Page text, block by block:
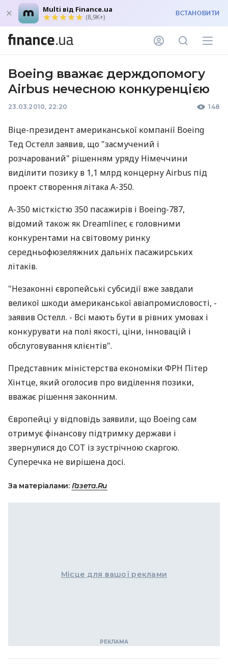
Multi від Finance.ua
(8,9K+) ВСТАНОВИТИ
Boeing вважає держдопомогу
Airbus нечесною конкуренцією
23.03.2010, 22:20 148
Віце-президент американської компанії Boeing
Тед Остелл заявив, що "засмучений і
розчарований" рішенням уряду Німеччини
виділити позику в 1,1 млрд концерну Airbus під
проект створення літака А-350.
А-350 місткістю 350 пасажирів і Boeing-787,
відомий також як Dreamliner, є головними
конкурентами на світовому ринку
середньофюзеляжних дальніх пасажирських
літаків.
"Незаконні європейські субсидії вже завдали
великої шкоди американської авіапромисловості, -
заявив Остелл. - Всі мають бути в рівних умовах і
конкурувати на полі якості, ціни, інновацій і
обслуговування клієнтів".
Представник міністерства економіки ФРН Пітер
Хінтце, який оголосив про виділення позики,
вважає рішення законним.
Європейці у відповідь заявили, що Boeing сам
отримує фінансову підтримку держави і
звернулися до СОТ із зустрічною скаргою.
Суперечка не вирішена досі.
За матеріалами: Газета.Ru
Місце для вашої реклами